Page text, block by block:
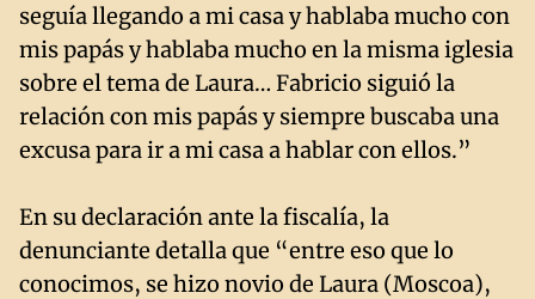
seguía llegando a mi casa y hablaba mucho con
mis papás y hablaba mucho en la misma iglesia
sobre el tema de Laura… Fabricio siguió la
relación con mis papás y siempre buscaba una
excusa para ir a mi casa a hablar con ellos.”
En su declaración ante la fiscalía, la
denunciante detalla que “entre eso que lo
conocimos, se hizo novio de Laura (Moscoa),